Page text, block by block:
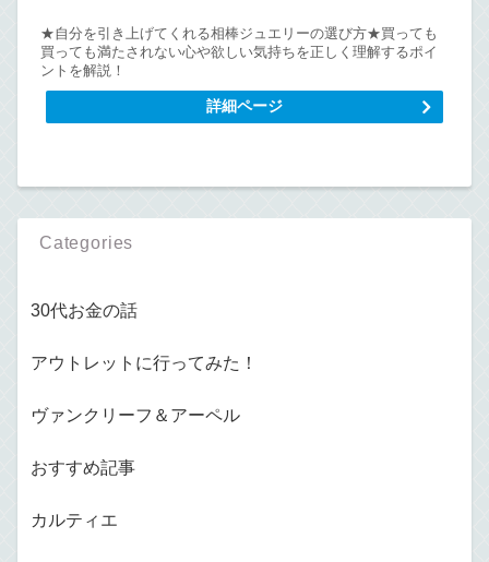
★自分を引き上げてくれる相棒ジュエリーの選び方★買っても
買っても満たされない心や欲しい気持ちを正しく理解するポイ
ントを解説！
詳細ページ
Categories
30代お金の話
アウトレットに行ってみた！
ヴァンクリーフ＆アーペル
おすすめ記事
カルティエ